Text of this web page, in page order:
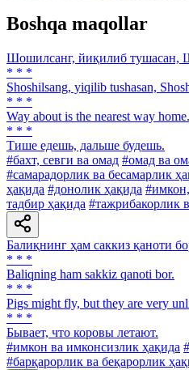
Boshqa maqollar
Шошилсанг, йиқилиб тушасан,
* * *
Shoshilsang, yiqilib tushasan,
* * *
Way about is the nearest way
* * *
Тише едешь, дальше будешь.
#бахт, севги ва омад #омад ва
#самарадорлик ва бесамарлик
ҳақида #донолик ҳақида
тадбир ҳақида #тажрибакорлик
Балиқнинг ҳам саккиз қаноти
* * *
Baliqning ham sakkiz qanoti bor.
* * *
Pigs might fly, but they are very
* * *
Бывает, что коровы летают.
#имкон ва имконсизлик ҳақида
#барқарорлик ва беқарорлик